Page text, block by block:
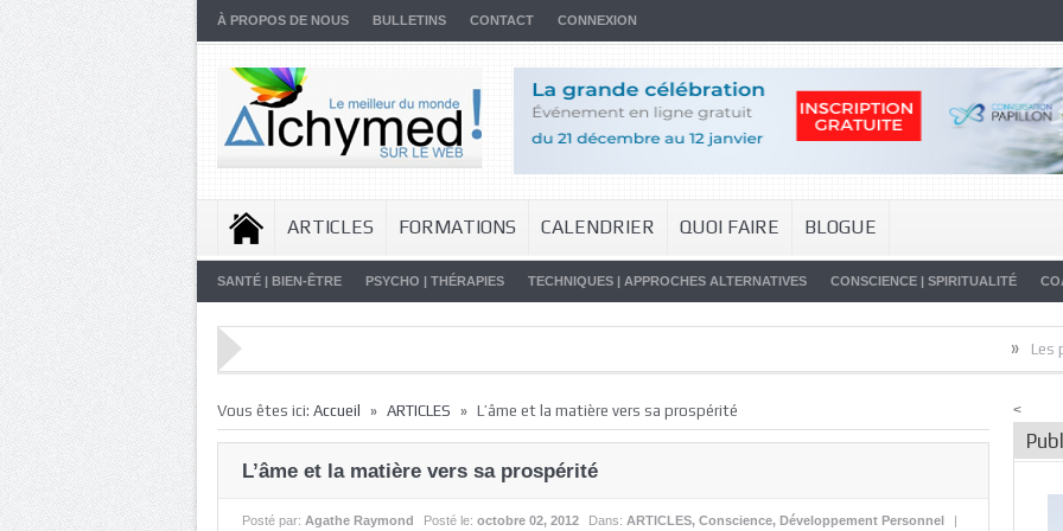
À PROPOS DE NOUS BULLETINS CONTACT CONNEXION
ARTICLES FORMATIONS CALENDRIER QUOI FAIRE BLOGUE
SANTÉ | BIEN-ÊTRE PSYCHO | THÉRAPIES TECHNIQUES | APPROCHES ALTERNATIVES CONSCIENCE | SPIRITUALITÉ
Les
Vous êtes ici: Accueil » ARTICLES » L’âme et la matière vers sa prospérité
L’âme et la matière vers sa prospérité
Posté par: Agathe Raymond Posté le: octobre 02, 2012 Dans: ARTICLES, Conscience, Développement Personnel |
<